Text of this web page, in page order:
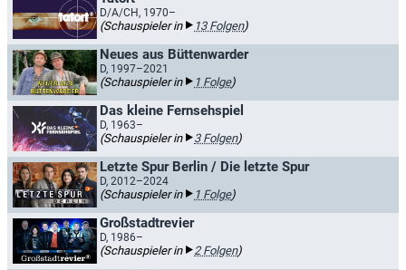
D/A/CH, 1970–
(Schauspieler in 13 Folgen)
Neues aus Büttenwarder
D, 1997–2021
(Schauspieler in 1 Folge)
Das kleine Fernsehspiel
D, 1963–
(Schauspieler in 3 Folgen)
Letzte Spur Berlin / Die letzte Spur
D, 2012–2024
(Schauspieler in 1 Folge)
Großstadtrevier
D, 1986–
(Schauspieler in 2 Folgen)